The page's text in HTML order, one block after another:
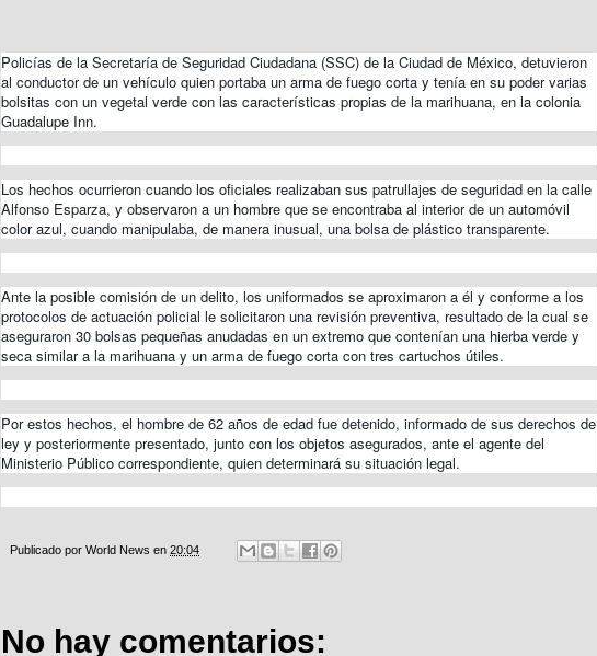
Policías de la Secretaría de Seguridad Ciudadana (SSC) de la Ciudad de México, detuvieron
al conductor de un vehículo quien portaba un arma de fuego corta y tenía en su poder varias
bolsitas con un vegetal verde con las características propias de la marihuana, en la colonia
Guadalupe Inn.
Los hechos ocurrieron cuando los oficiales realizaban sus patrullajes de seguridad en la calle
Alfonso Esparza, y observaron a un hombre que se encontraba al interior de un automóvil
color azul, cuando manipulaba, de manera inusual, una bolsa de plástico transparente.
Ante la posible comisión de un delito, los uniformados se aproximaron a él y conforme a los
protocolos de actuación policial le solicitaron una revisión preventiva, resultado de la cual se
aseguraron 30 bolsas pequeñas anudadas en un extremo que contenían una hierba verde y
seca similar a la marihuana y un arma de fuego corta con tres cartuchos útiles.
Por estos hechos, el hombre de 62 años de edad fue detenido, informado de sus derechos de
ley y posteriormente presentado, junto con los objetos asegurados, ante el agente del
Ministerio Público correspondiente, quien determinará su situación legal.
Publicado por World News en 20:04
No hay comentarios: